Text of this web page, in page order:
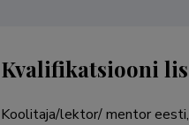
Kvalifikatsiooni
Koolitaja/lektor/ mentor